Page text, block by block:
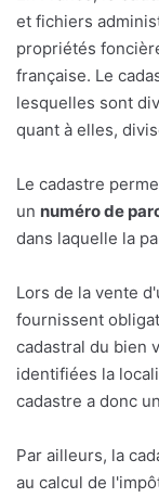
et fichiers
propriétés
française. Le
lesquelles sont
quant à elles,
Le cadastre
un numéro de
dans laquelle la
Lors de la vente
fournissent
cadastral du bien
identifiées la
cadastre a donc
Par ailleurs, la
au calcul de